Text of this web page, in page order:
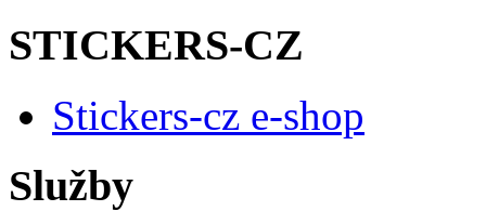
STICKERS-CZ
Stickers-cz e-shop
Služby